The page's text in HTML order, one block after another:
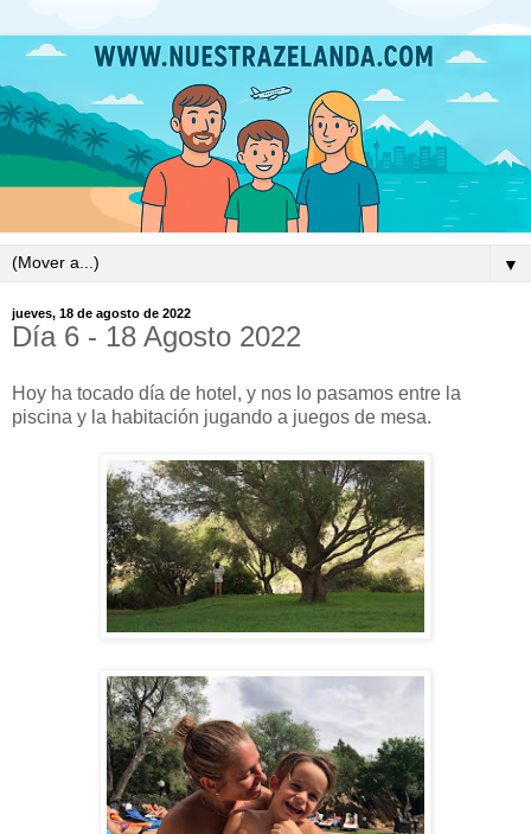
▼
jueves, 18 de agosto de 2022
Día 6 - 18 Agosto 2022
Hoy ha tocado día de hotel, y nos lo pasamos entre la
piscina y la habitación jugando a juegos de mesa.